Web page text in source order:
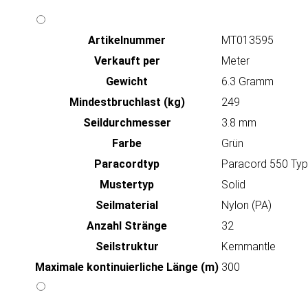
Artikeln‌ummer
MT013595
Verkauft per
Meter
Gewicht
6.3 Gramm
Mindestbruchlast (kg)
249
Seildurchmesser
3.8 mm
Farbe
Grün
Paracordtyp
Paracord 550
Mustertyp
Solid
Seilmaterial
Nylon (PA)
Anzahl Stränge
32
Seilstruktur
Kernmantle
Maximale kontinuierliche Länge (m) 300